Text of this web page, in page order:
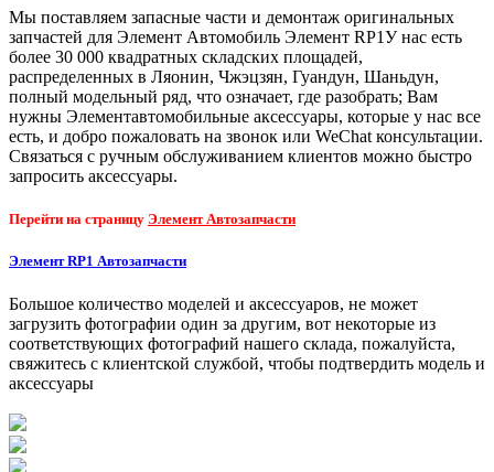
Мы поставляем запасные части и демонтаж оригинальных
запчастей для Элемент Автомобиль Элемент RP1У нас есть
более 30 000 квадратных складских площадей,
распределенных в Ляонин, Чжэцзян, Гуандун, Шаньдун,
полный модельный ряд, что означает, где разобрать; Вам
нужны Элементавтомобильные аксессуары, которые у нас все
есть, и добро пожаловать на звонок или WeChat консультации.
Связаться с ручным обслуживанием клиентов можно быстро
запросить аксессуары.
Перейти на страницу Элемент Автозапчасти
Элемент RP1 Автозапчасти
Большое количество моделей и аксессуаров, не может
загрузить фотографии один за другим, вот некоторые из
соответствующих фотографий нашего склада, пожалуйста,
свяжитесь с клиентской службой, чтобы подтвердить модель и
аксессуары